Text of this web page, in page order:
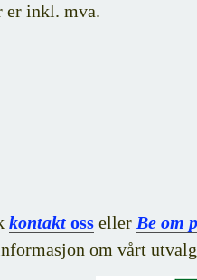
er inkl. mva.
kontakt oss eller Be om
om vårt